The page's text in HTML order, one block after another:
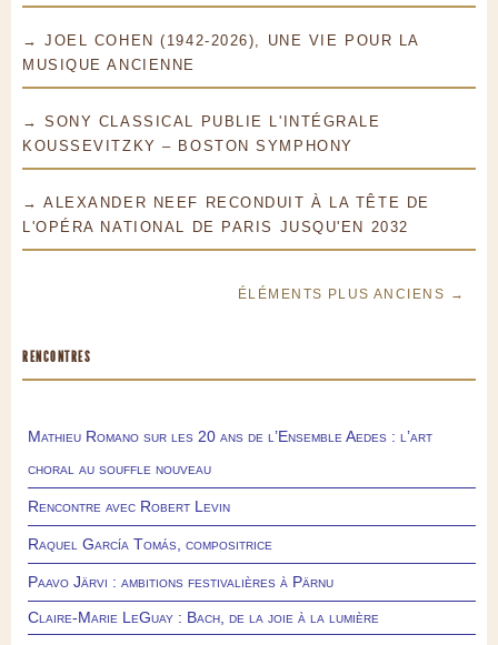
→ JOEL COHEN (1942-2026), UNE VIE POUR LA
MUSIQUE ANCIENNE
→ SONY CLASSICAL PUBLIE L'INTÉGRALE
KOUSSEVITZKY – BOSTON SYMPHONY
→ ALEXANDER NEEF RECONDUIT À LA TÊTE DE
L'OPÉRA NATIONAL DE PARIS JUSQU'EN 2032
ÉLÉMENTS PLUS ANCIENS →
RENCONTRES
Mathieu Romano sur les 20 ans de l’Ensemble Aedes : l’art
choral au souffle nouveau
Rencontre avec Robert Levin
Raquel García Tomás, compositrice
Paavo Järvi : ambitions festivalières à Pärnu
Claire-Marie LeGuay : Bach, de la joie à la lumière